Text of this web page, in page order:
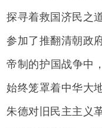
探寻着救国济民之
参加了推翻清朝政
帝制的护国战争中
始终笼罩着中华大
朱德对旧民主主义